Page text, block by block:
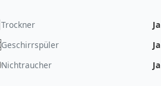
Trockner
Ja
Geschirrspüler
Ja
Nichtraucher
Ja